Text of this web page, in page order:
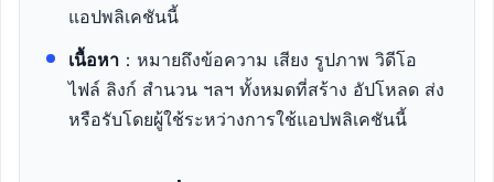
แอปพลิเคชันนี้
เนื้อหา ：หมายถึงข้อความ เสียง รูปภาพ วิดีโอ
ไฟล์ ลิงก์ สำนวน ฯลฯ ทั้งหมดที่สร้าง อัปโหลด ส่ง
หรือรับโดยผู้ใช้ระหว่างการใช้แอปพลิเคชันนี้